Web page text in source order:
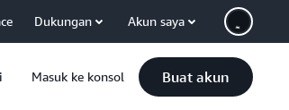
Dukungan Akun saya
Masuk ke konsol Buat akun